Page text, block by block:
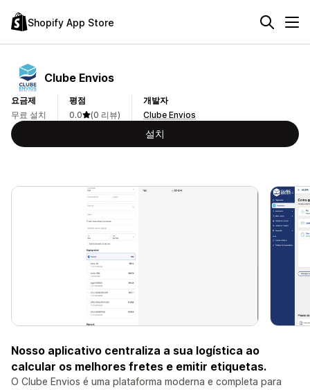
Shopify App Store
Clube Envios
요금제
무료 설치
평점
0.0
(0 리뷰)
개발자
Clube Envios
설치
Nosso aplicativo centraliza a sua logística ao
calcular os melhores fretes e emitir etiquetas.
O Clube Envios é uma plataforma moderna e completa para